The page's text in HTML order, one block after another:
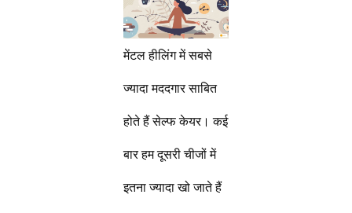
मेंटल हीलिंग में सबसे
ज्यादा मददगार साबित
होते हैं सेल्फ केयर। कई
बार हम दूसरी चीजों में
इतना ज्यादा खो जाते हैं